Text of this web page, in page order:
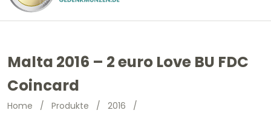
Malta 2016 – 2 euro Love BU FDC
Coincard
Home / Produkte / 2016 /